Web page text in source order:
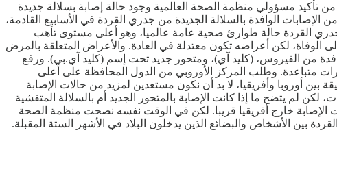
من جدري القردة. جاء ذلك بعد يوم من تأكيد مسؤولي منظمة الصحة العالمية وجود حالة إصابة بسلالة جديدة
الوافدة بالسلالة الجديدة من جدري القردة في الأسابيع القادمة،
يبقى منخفضا، بحسب وكالة رويترز. كانت منظمة الصحة العالمية أعلنت يوم الأربعاء 14 أغسطس، جدري القردة حالة طوارئ صحية عامة عالميا، وهو أعلى مستوى تأهب
بالمنظمة، وهو ما جاء بعد إمتداد تفشي المرض من جمهورية الكونغو الديمقراطية إلى دول أخرى مجاورة لها. ويمكن أن يؤدي المرض إلى الوفاة، لكن أعراضه تكون معتدلة في العادة.‭‭‭‭ ‬‬‬‬والأعراض المتعلقة بالمرض
من الفيروس، (كليد آي)، ومتحور جديد تحت إسم (كليد آي.بي). ورفع
متباعدة. وطلب المركز الأوروبي من الدول المحافظة على أعلى
أوروبا وأفريقيا، لا بد أن نكون مستعدين لمزيد من حالات الإصابة
لم يتضح ما إذا كانت الإصابة بالمتحور الجديد أم بالسلالة المتفشية
حالات الإصابة خارج أفريقيا قريبا. لكن في الوقت نفسه نصحت منظمة الصحة
بين الأشخاص والبضائع الذين يدخلون البلاد في الأشهر الستة المقبلة.